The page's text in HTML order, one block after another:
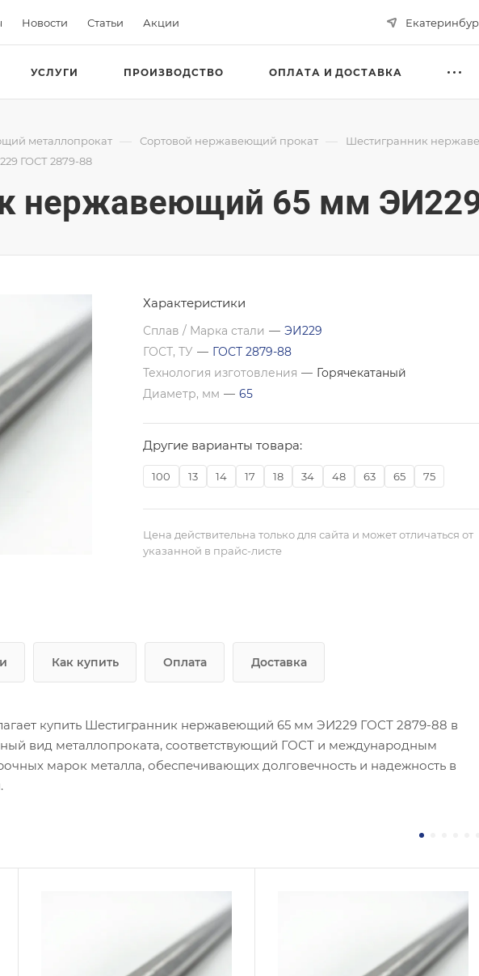
Новости Статьи Акции
УСЛУГИ ПРОИЗВОДСТВО ОПЛАТА И ДОСТАВКА
металлопрокат — Сортовой нержавеющий прокат — Шестигранник
ГОСТ 2879-88
нержавеющий 65 мм
Характеристики
Сплав / Марка стали — ЭИ229
ГОСТ, ТУ — ГОСТ 2879-88
Технология изготовления — Горячекатаный
Диаметр, мм — 65
Другие варианты товара:
100 13 14 17 18 34 48 63 65 75
Цена действительна только для сайта и может отличаться от
указанной в прайс-листе
Как купить Оплата Доставка
купить Шестигранник нержавеющий 65 мм ЭИ229 ГОСТ 2879-88 в
вид металлопроката, соответствующий ГОСТ и международным
марок металла, обеспечивающих долговечность и надежность в
ASTM A276 ГОСТ 2879-88